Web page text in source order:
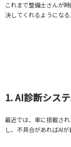
これまで整備士さんが
決してくれるようになる
1. AI診断シス
最近では、車に搭載さ
し、不具合があればAI